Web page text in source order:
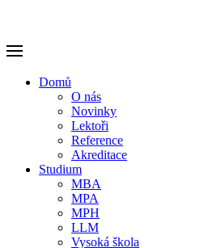
Domů
O nás
Novinky
Lektoři
Reference
Akreditace
Studium
MBA
MPA
MPH
LLM
Vysoká škola